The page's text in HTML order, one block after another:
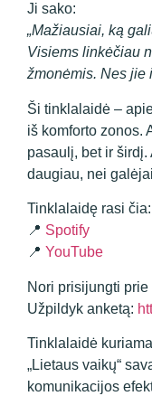
Ji sako:
„Mažiausiai, ką
Visiems linkėčiau
žmonėmis. Nes jie
Ši tinklalaidė –
iš komforto zonos.
pasaulį, bet ir
daugiau, nei
Tinklalaidę rasi čia:
📍 Spotify
📍 YouTube
Nori prisijungti prie
Užpildyk anketą:
Tinklalaidė
„Lietaus vaikų“
komunikacijos